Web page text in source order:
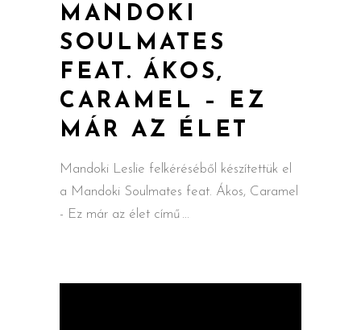
MANDOKI
SOULMATES
FEAT. ÁKOS,
CARAMEL – EZ
MÁR AZ ÉLET
Mandoki Leslie felkéréséből készítettük el
a Mandoki Soulmates feat. Ákos, Caramel
- Ez már az élet című